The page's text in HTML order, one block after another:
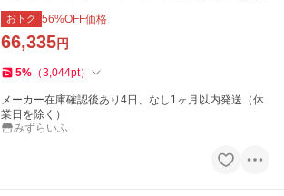
おトク 56%OFF価格
66,335円
5% （3,044pt）
メーカー在庫確認後あり4日、なし1ヶ月以内発送（休
業日を除く）
みずらいふ